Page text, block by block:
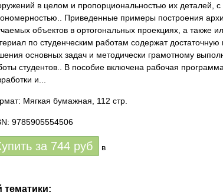
в целом и пропорциональностью их деталей,
Приведенные примеры построения
объектов в ортогональных проекциях, а также
по студенческим работам содержат
основных задач и методически грамотному
студентов.. В пособие включена рабочая
и...
Мягкая бумажная, 112 стр.
9785905554506
за 744 руб в
тематики: